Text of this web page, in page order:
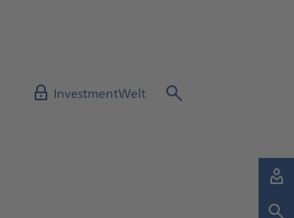
InvestmentWelt